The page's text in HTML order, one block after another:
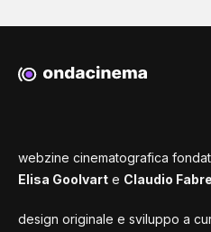
webzine cinematografica
Elisa Goolvart e Claudio
design originale e sviluppo a